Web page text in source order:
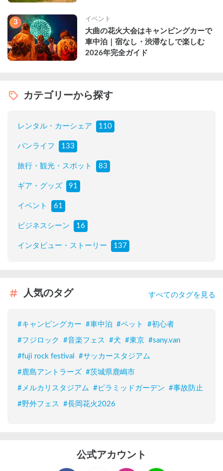
3 イベント
大曲の花火大会はキャンピングカーで
車中泊｜宿なし・渋滞なしで楽しむ
2026年完全ガイド
カテゴリーから探す
レンタル・カーシェア 110
バンライフ 133
旅行・観光・スポット 83
ギア・グッズ 91
イベント 61
ビジネスシーン 16
インタビュー・ストーリー 137
人気のタグ すべてのタグを見る
#キャンピングカー #車中泊 #ペット #初心者
#フジロック #音楽フェス #犬 #東京 #sany.van
#fuji rock festival #サッカースタジアム
#鹿島アントラーズ #茨城県鹿嶋市
#メルカリスタジアム #ピラミッドガーデン #事故防止
#野外フェス #長岡花火2026
公式アカウント